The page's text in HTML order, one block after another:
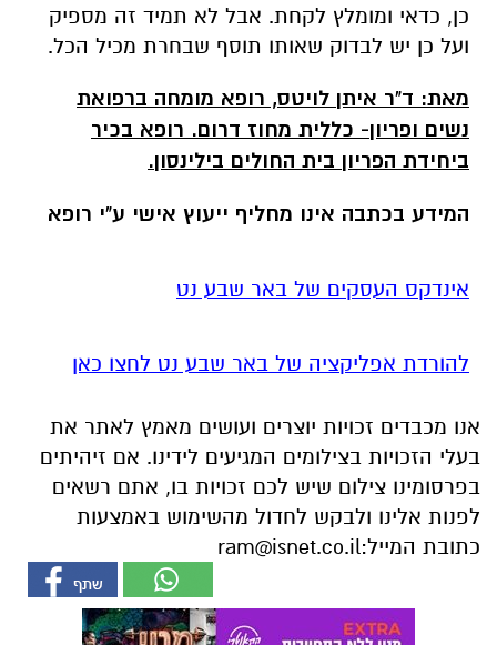
כן, כדאי ומומלץ לקחת. אבל לא תמיד זה מספיק
ועל כן יש לבדוק שאותו תוסף שבחרת מכיל הכל.
מאת: ד"ר איתן לויטס, רופא מומחה ברפואת
נשים ופריון- כללית מחוז דרום. רופא בכיר
ביחידת הפריון בית החולים בילינסון.
המידע בכתבה אינו מחליף ייעוץ אישי ע"י רופא
אינדקס העסקים של באר שבע נט
להורדת אפליקציה של באר שבע נט לחצו כאן
אנו מכבדים זכויות יוצרים ועושים מאמץ לאתר את
בעלי הזכויות בצילומים המגיעים לידינו. אם זיהיתים
בפרסומינו צילום שיש לכם זכויות בו, אתם רשאים
לפנות אלינו ולבקש לחדול מהשימוש באמצעות
כתובת המייל:ram@isnet.co.il